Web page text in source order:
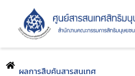
ผลการสืบค้นสารสนเทศ